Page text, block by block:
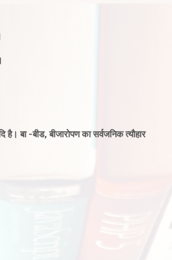
है। बा -बीड, बीजारोपण कासर्वजनिक त्यौहार